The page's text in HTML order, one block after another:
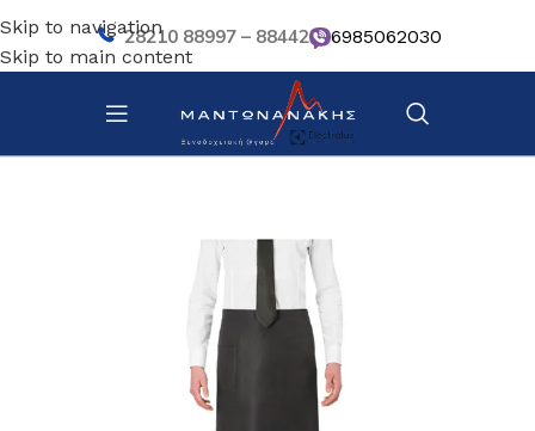
Skip to navigation
Skip to main content
28210 88997 – 88442 6985062030
Αρχική σελίδα/